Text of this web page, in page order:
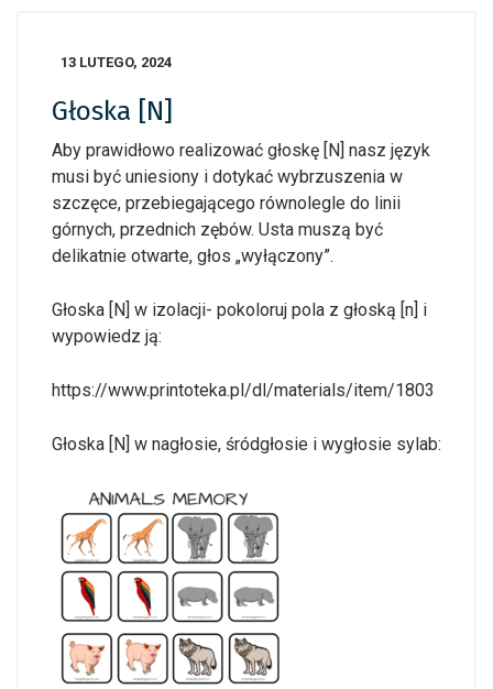
13 LUTEGO, 2024
Głoska [N]
Aby prawidłowo realizować głoskę [N] nasz język
musi być uniesiony i dotykać wybrzuszenia w
szczęce, przebiegającego równolegle do linii
górnych, przednich zębów. Usta muszą być
delikatnie otwarte, głos „wyłączony”.
Głoska [N] w izolacji- pokoloruj pola z głoską [n] i
wypowiedz ją:
https://www.printoteka.pl/dl/materials/item/1803
Głoska [N] w nagłosie, śródgłosie i wygłosie sylab: